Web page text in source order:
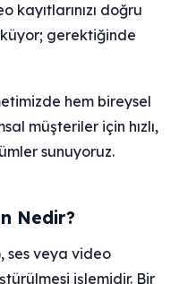
kayıtlarınızı doğru
gerektiğinde
hem bireysel
müşteriler için hızlı,
sunuyoruz.
Nedir?
ses veya video
işlemidir. Bir